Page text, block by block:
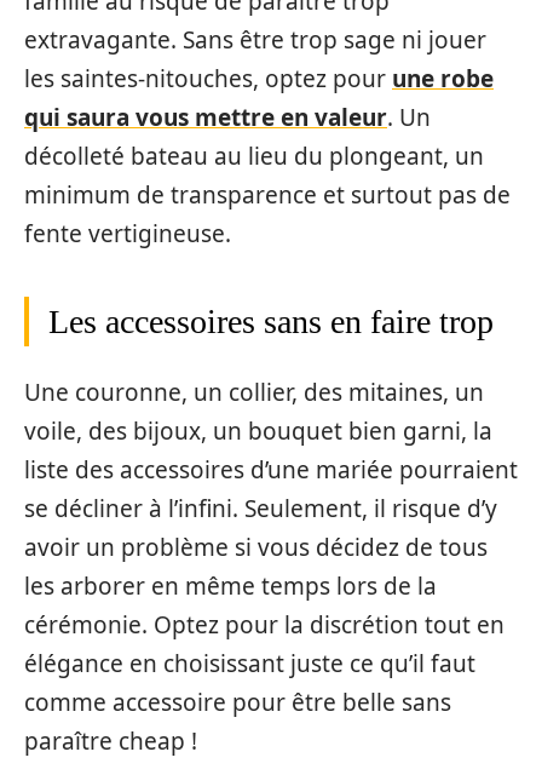
extravagante. Sans être trop sage ni jouer
les saintes-nitouches, optez pour une robe
qui saura vous mettre en valeur. Un
décolleté bateau au lieu du plongeant, un
minimum de transparence et surtout pas de
fente vertigineuse.
Les accessoires sans en faire trop
Une couronne, un collier, des mitaines, un
voile, des bijoux, un bouquet bien garni, la
liste des accessoires d’une mariée pourraient
se décliner à l’infini. Seulement, il risque d’y
avoir un problème si vous décidez de tous
les arborer en même temps lors de la
cérémonie. Optez pour la discrétion tout en
élégance en choisissant juste ce qu’il faut
comme accessoire pour être belle sans
paraître cheap !